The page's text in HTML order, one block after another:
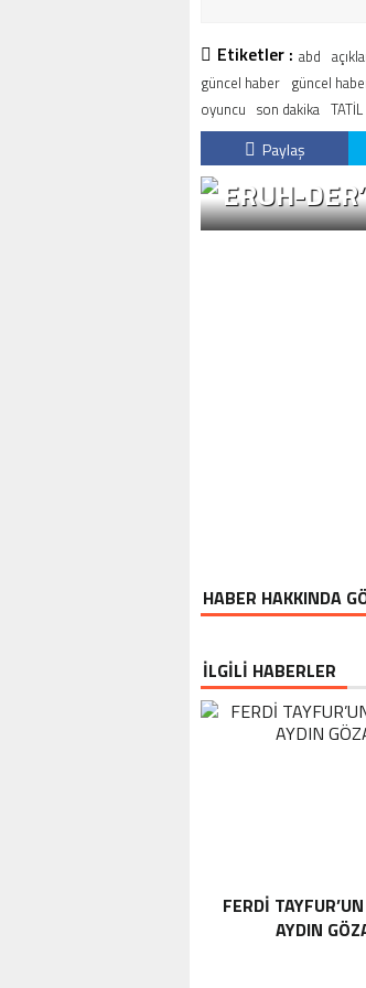
Etiketler : abd
güncel haber güncel
oyuncu son dakika TATİL
Paylaş
ERUH-
HABER HAKKINDA
İLGİLİ HABERLER
FERDI
AYDIN